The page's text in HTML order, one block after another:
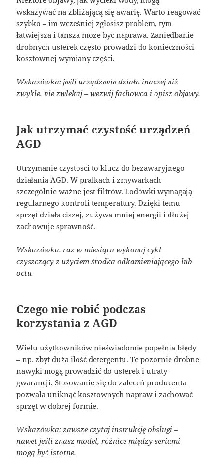
wskazywać na zbliżającą się awarię. Warto reagować
szybko – im wcześniej zgłosisz problem, tym
łatwiejsza i tańsza może być naprawa. Zaniedbanie
drobnych usterek często prowadzi do konieczności
kosztownej wymiany części.
Wskazówka: jeśli urządzenie działa inaczej niż
zwykle, nie zwlekaj – wezwij fachowca i opisz objawy.
Jak utrzymać czystość urządzeń
AGD
Utrzymanie czystości to klucz do bezawaryjnego
działania AGD. W pralkach i zmywarkach
szczególnie ważne jest filtrów. Lodówki wymagają
regularnego kontroli temperatury. Dzięki temu
sprzęt działa ciszej, zużywa mniej energii i dłużej
zachowuje sprawność.
Wskazówka: raz w miesiącu wykonaj cykl
czyszczący z użyciem środka odkamieniającego lub
octu.
Czego nie robić podczas
korzystania z AGD
Wielu użytkowników nieświadomie popełnia błędy
– np. zbyt duża ilość detergentu. Te pozornie drobne
nawyki mogą prowadzić do usterek i utraty
gwarancji. Stosowanie się do zaleceń producenta
pozwala uniknąć kosztownych napraw i zachować
sprzęt w dobrej formie.
Wskazówka: zawsze czytaj instrukcję obsługi –
nawet jeśli znasz model, różnice między seriami
mogą być istotne.